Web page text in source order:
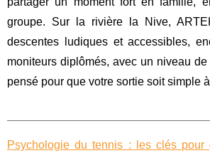
groupe. Sur la rivière la Nive,
descentes ludiques et accessibles,
moniteurs diplômés, avec un niveau
pensé pour que votre sortie soit simple
Psychologie du tennis : les clés pour